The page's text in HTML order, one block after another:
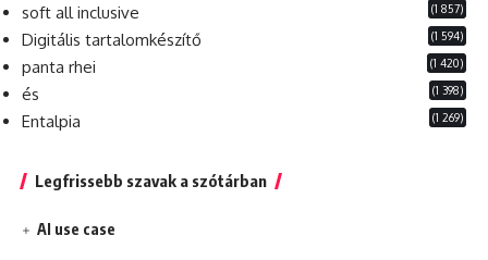
soft all inclusive (1 857)
Digitális tartalomkészítő (1 594)
panta rhei (1 420)
és (1 398)
Entalpia (1 269)
Legfrissebb szavak a szótárban
AI use case